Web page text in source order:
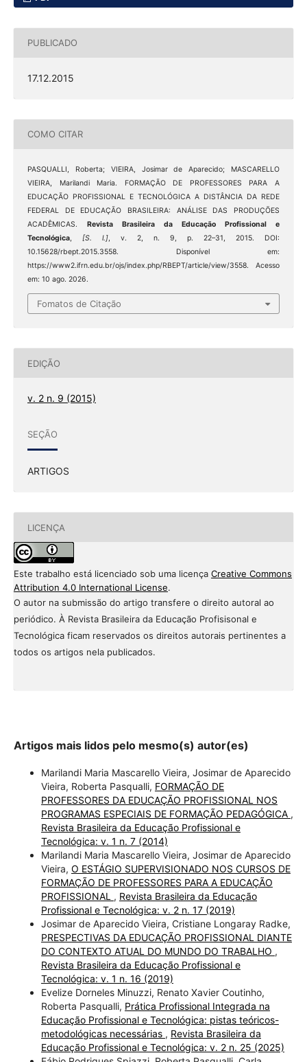
PUBLICADO
17.12.2015
COMO CITAR
PASQUALLI, Roberta; VIEIRA, Josimar de Aparecido; MASCARELLO
VIEIRA, Marilandi Maria. FORMAÇÃO DE PROFESSORES PARA A
EDUCAÇÃO PROFISSIONAL E TECNOLÓGICA A DISTÂNCIA DA REDE
FEDERAL DE EDUCAÇÃO BRASILEIRA: ANÁLISE DAS PRODUÇÕES
ACADÊMICAS. Revista Brasileira da Educação Profissional e
Tecnológica, [S. l.] , v. 2, n. 9, p. 22–31, 2015. DOI:
10.15628/rbept.2015.3558. Disponível em:
https://www2.ifrn.edu.br/ojs/index.php/RBEPT/article/view/3558. Acesso
em: 10 ago. 2026.
Fomatos de Citação
EDIÇÃO
v. 2 n. 9 (2015)
SEÇÃO
ARTIGOS
LICENÇA
Este trabalho está licenciado sob uma licença Creative Commons
Attribution 4.0 International License.
O autor na submissão do artigo transfere o direito autoral ao
periódico. À Revista Brasileira da Educação Profisisonal e
Tecnológica ficam reservados os direitos autorais pertinentes a
todos os artigos nela publicados.
Artigos mais lidos pelo mesmo(s) autor(es)
Marilandi Maria Mascarello Vieira, Josimar de Aparecido
Vieira, Roberta Pasqualli, FORMAÇÃO DE
PROFESSORES DA EDUCAÇÃO PROFISSIONAL NOS
PROGRAMAS ESPECIAIS DE FORMAÇÃO PEDAGÓGICA ,
Revista Brasileira da Educação Profissional e
Tecnológica: v. 1 n. 7 (2014)
Marilandi Maria Mascarello Vieira, Josimar de Aparecido
Vieira, O ESTÁGIO SUPERVISIONADO NOS CURSOS DE
FORMAÇÃO DE PROFESSORES PARA A EDUCAÇÃO
PROFISSIONAL , Revista Brasileira da Educação
Profissional e Tecnológica: v. 2 n. 17 (2019)
Josimar de Aparecido Vieira, Cristiane Longaray Radke,
PRESPECTIVAS DA EDUCAÇÃO PROFISSIONAL DIANTE
DO CONTEXTO ATUAL DO MUNDO DO TRABALHO ,
Revista Brasileira da Educação Profissional e
Tecnológica: v. 1 n. 16 (2019)
Evelize Dorneles Minuzzi, Renato Xavier Coutinho,
Roberta Pasqualli, Prática Profissional Integrada na
Educação Profissional e Tecnológica: pistas teóricos-
metodológicas necessárias , Revista Brasileira da
Educação Profissional e Tecnológica: v. 2 n. 25 (2025)